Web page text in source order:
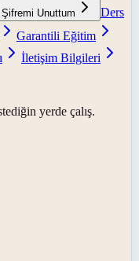
Şifremi Unuttum
Ders
Garantili Eğitim
İletişim Bilgileri
yerde çalış.